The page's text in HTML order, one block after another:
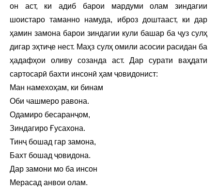
он аст, ки адиб барои мардуми олам зиндагии
шоистаро таманно намуда, иброз доштааст, ки дар
ҳамин замона барои зиндагии кули башар ба ҷуз сулҳ
дигар эҳтиҷе нест. Маҳз сулҳ омили асосии расидан ба
ҳадафҳои оливу созанда аст. Дар сурати ваҳдати
сартосарӣ бахти инсонӣ ҳам ҷовидонист:
Ман намехоҳам, ки бинам
Оби чашмеро равона.
Одамиро бесаранҷом,
Зиндагиро Ғусахона.
Тинҷ бошад гар замона,
Бахт бошад ҷовидона.
Дар замони мо ба инсон
Мерасад анвои олам.